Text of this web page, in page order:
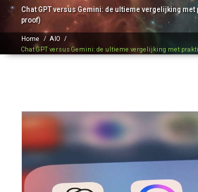
Chat GPT versus Gemini: de ultieme vergelijking
proof)
Home / AIO /
Chat GPT versus Gemini: de ultieme vergelijking met